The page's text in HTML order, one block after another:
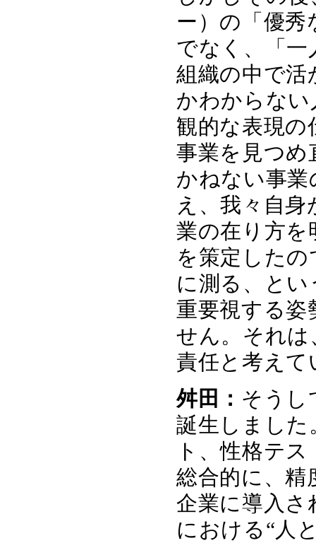
ー）の「優
でなく、「
組織の中で
かわからな
観的な表現の
事業を見つめ
かねない事業
え、我々自
業の在り方を
を策定した
に測る、と
重要視する姿
せん。それは
責任と考えて
舛田： そうし
誕生しまし
ト、性格テ
総合的に、精
企業に導入さ
における“人